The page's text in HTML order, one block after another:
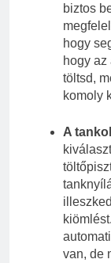
biztos
hogy
hogy
töltsd,
komoly
A
van, de